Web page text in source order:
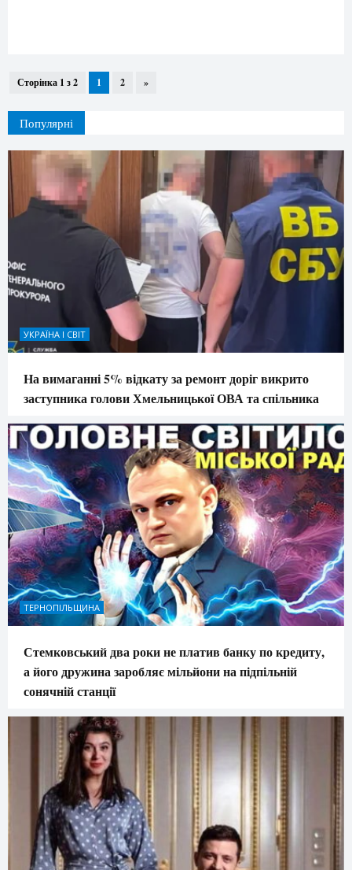
Сторінка 1 з 2 1 2 »
Популярні
УКРАЇНА І СВІТ
На вимаганні 5% відкату за ремонт доріг викрито
заступника голови Хмельницької ОВА та спільника
ТЕРНОПІЛЬЩИНА
Стемковський два роки не платив банку по кредиту,
а його дружина заробляє мільйони на підпільній
сонячній станції